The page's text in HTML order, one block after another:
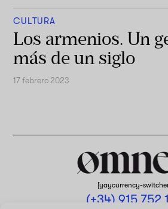
CULTURA
Los armenios. Un
más de un siglo
17 febrero 2023
[yaycurrency-
(+34) 915 752